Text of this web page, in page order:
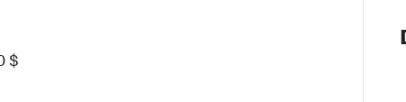
Notre
Nos
$